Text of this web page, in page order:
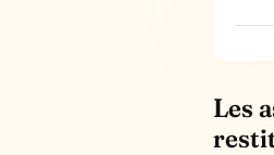
Les